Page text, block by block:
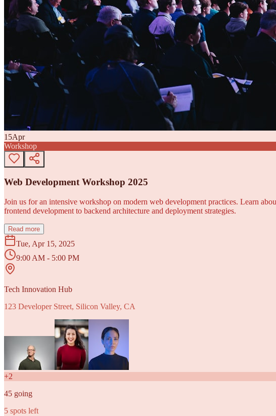
15Apr
Workshop
Web Development Workshop 2025
Join us for an intensive workshop on modern web development practices. Learn
frontend development to backend architecture and deployment strategies.
Read more
Tue, Apr 15, 2025
9:00 AM - 5:00 PM
Tech Innovation Hub
123 Developer Street, Silicon Valley, CA
+2
45 going
5 spots left